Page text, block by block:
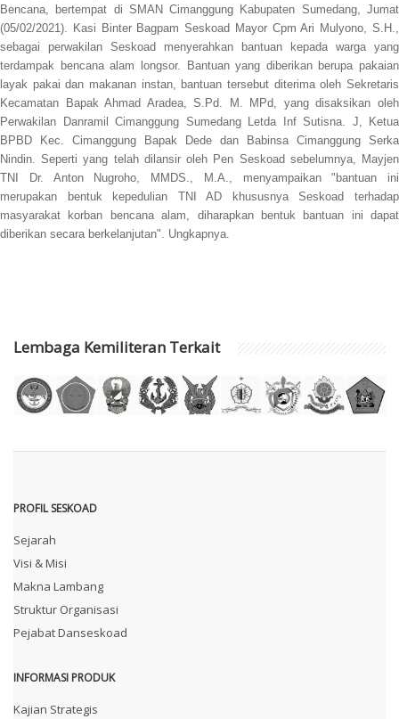
Bencana, bertempat di SMAN Cimanggung Kabupaten Sumedang, Jumat
(05/02/2021). Kasi Binter Bagpam Seskoad Mayor Cpm Ari Mulyono, S.H.,
sebagai perwakilan Seskoad menyerahkan bantuan kepada warga yang
terdampak bencana alam longsor. Bantuan yang diberikan berupa pakaian
layak pakai dan makanan instan, bantuan tersebut diterima oleh Sekretaris
Kecamatan Bapak Ahmad Aradea, S.Pd. M. MPd, yang disaksikan oleh
Perwakilan Danramil Cimanggung Sumedang Letda Inf Sutisna. J, Ketua
BPBD Kec. Cimanggung Bapak Dede dan Babinsa Cimanggung Serka
Nindin. Seperti yang telah dilansir oleh Pen Seskoad sebelumnya, Mayjen
TNI Dr. Anton Nugroho, MMDS., M.A., menyampaikan "bantuan ini
merupakan bentuk kepedulian TNI AD khususnya Seskoad terhadap
masyarakat korban bencana alam, diharapkan bentuk bantuan ini dapat
diberikan secara berkelanjutan". Ungkapnya.
Lembaga Kemiliteran Terkait
PROFIL SESKOAD
Sejarah
Visi & Misi
Makna Lambang
Struktur Organisasi
Pejabat Danseskoad
INFORMASI PRODUK
Kajian Strategis